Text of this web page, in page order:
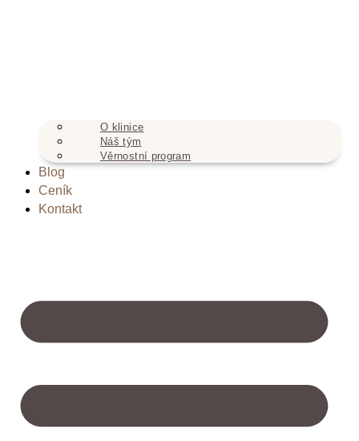
O klinice
Náš tým
Věrnostní program
Blog
Ceník
Kontakt